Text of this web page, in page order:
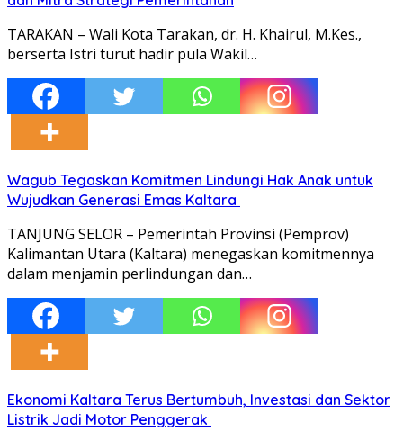
TARAKAN – Wali Kota Tarakan, dr. H. Khairul, M.Kes.,
berserta Istri turut hadir pula Wakil…
Wagub Tegaskan Komitmen Lindungi Hak Anak untuk
Wujudkan Generasi Emas Kaltara
TANJUNG SELOR – Pemerintah Provinsi (Pemprov)
Kalimantan Utara (Kaltara) menegaskan komitmennya
dalam menjamin perlindungan dan…
Ekonomi Kaltara Terus Bertumbuh, Investasi dan Sektor
Listrik Jadi Motor Penggerak